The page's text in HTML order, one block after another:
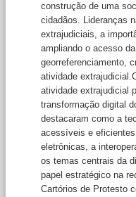
construção de uma
cidadãos. Lideranças
extrajudiciais, a
ampliando o acesso
georreferenciamento,
atividade
atividade extrajudicial
transformação digital
destacaram como a
acessíveis e
eletrônicas, a
os temas centrais da
papel estratégico na
Cartórios de Protesto